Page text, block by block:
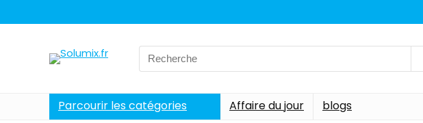
Search
for:
Parcourir les catégories Affaire du jour blogs